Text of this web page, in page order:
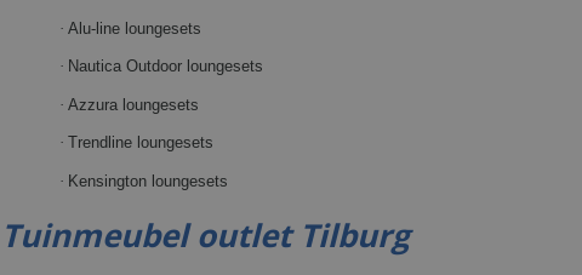
· Alu-line loungesets
· Nautica Outdoor loungesets
· Azzura loungesets
· Trendline loungesets
· Kensington loungesets
Tuinmeubel outlet Tilburg